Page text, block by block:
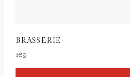
BRASSERIE
189